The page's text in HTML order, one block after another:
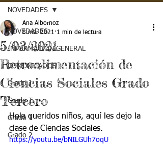
NOVEDADES
INFORMACIÓN GENERAL
COMUNICADOS
Grado J
Grado T
Grado 1
Grado 2
NOVEDADES
5/03/2021
Retroalimentación de
Ciencias Sociales Grado
Tercero
Ana Albornoz
8 mar 2021 1 min de lectura
Hola queridos niños, aquí les dejo la
clase de Ciencias Sociales.
https://youtu.be/bNILGUh7oqU